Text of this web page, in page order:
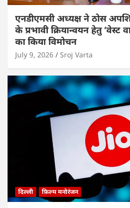
एनडीएमसी अध्यक्ष ने ठोस
के प्रभावी क्रियान्वयन हेतु ‘वेस्ट
का किया विमोचन
July 9, 2026 Sroj Varta
दिल्ली फ़िल्म मनोरंजन